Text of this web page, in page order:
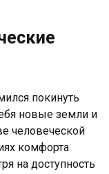
покинуть
новые земли и
человеческой
комфорта
на доступность